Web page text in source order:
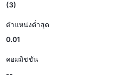
(3)
ตำแหน่งต่ำสุด
0.01
คอมมิชชัน